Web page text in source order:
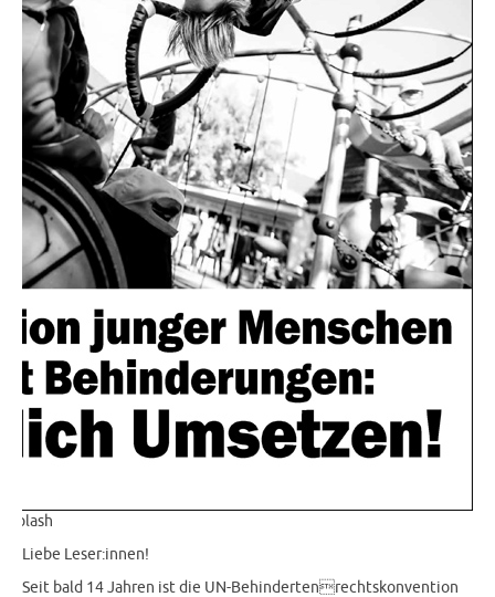
Liebe Leser:innen!
Seit bald 14 Jahren ist die UN-Behindertenrechtskonvention